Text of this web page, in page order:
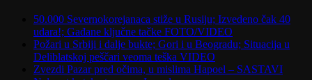
50.000 Severnokorejanaca stiže u Rusiju; Izvedeno čak 40
udara!; Gađane ključne tačke FOTO/VIDEO
Požari u Srbiji i dalje bukte; Gori i u Beogradu; Situacija u
Deliblatskoj peščari veoma teška VIDEO
Zvezdi Pazar pred očima, u mislima Hapoel – SASTAVI